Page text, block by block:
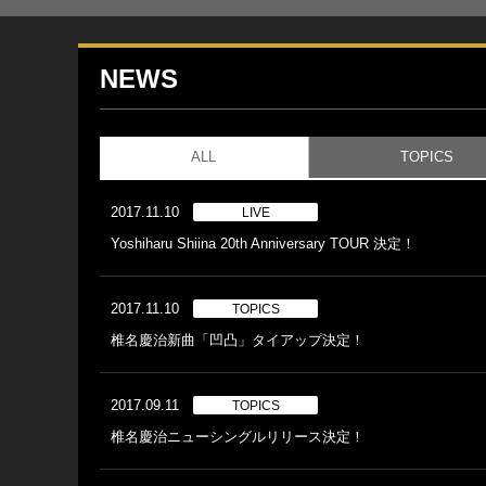
NEWS
ALL TOPICS
2017.11.10 LIVE
Yoshiharu Shiina 20th Anniversary TOUR 決定！
2017.11.10 TOPICS
椎名慶治新曲「凹凸」タイアップ決定！
2017.09.11 TOPICS
椎名慶治ニューシングルリリース決定！